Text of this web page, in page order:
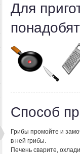
Для
Способ
Грибы промойте и
в ней грибы.
Печень сварите,